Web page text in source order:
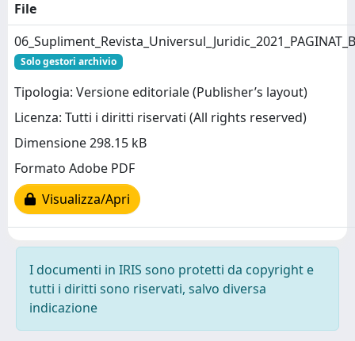
File
Solo gestori archivio
Tipologia: Versione editoriale (Publisher’s layout)
Licenza: Tutti i diritti riservati (All rights reserved)
Dimensione 298.15 kB
Formato Adobe PDF
Visualizza/Apri
I documenti in IRIS sono protetti da copyright e
tutti i diritti sono riservati, salvo diversa
indicazione